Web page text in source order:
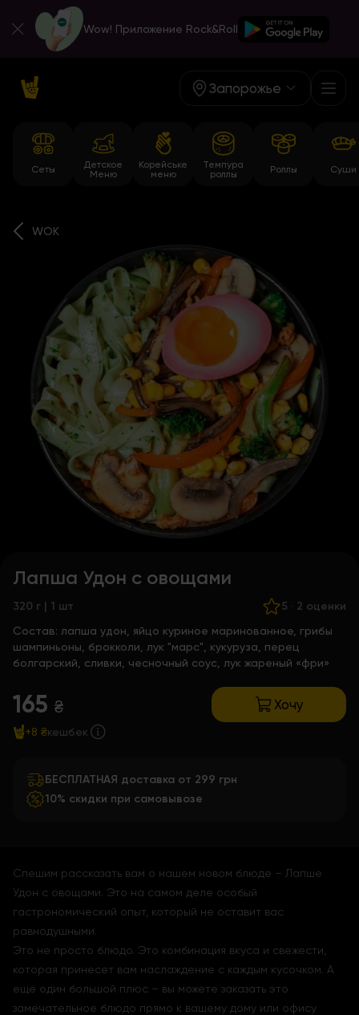
Wow! Приложение Rock&Roll
Запорожье
Сеты
Детское
Меню
Корейське
меню
Темпура
роллы
Роллы Суши
WOK
Лапша Удон с овощами
320 г | 1 шт 5 · 2 оценки
Состав: лапша удон, яйцо куриное маринованное, грибы
шампиньоны, брокколи, лук "марс", кукуруза, перец
болгарский, сливки, чесночный соус, лук жареный «фри»
165 ₴ Хочу
+8 ₴кешбек
БЕСПЛАТНАЯ доставка от 299 грн
10% скидки при самовывозе
Спешим рассказать вам о нашем новом блюде – Лапше
Удон с овощами. Это на самом деле особый
гастрономический опыт, который не оставит вас
равнодушными.
Это не просто блюдо. Это комбинация вкуса и свежести,
которая принесет вам наслаждение с каждым кусочком. А
еще один большой плюс – вы можете заказать это
замечательное блюдо прямо к вашему дому или офису